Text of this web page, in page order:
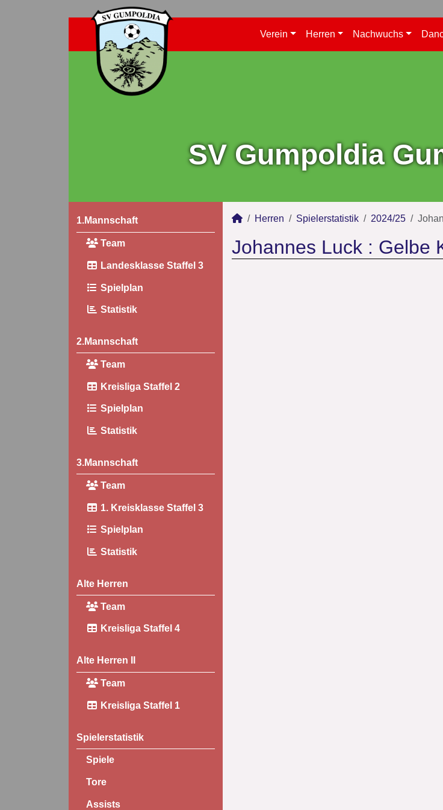
Verein Herren Nachwuchs
SV Gumpoldia
1.Mannschaft
Team
Landesklasse Staffel 3
Spielplan
Statistik
2.Mannschaft
Team
Kreisliga Staffel 2
Spielplan
Statistik
3.Mannschaft
Team
1. Kreisklasse Staffel 3
Spielplan
Statistik
Alte Herren
Team
Kreisliga Staffel 4
Alte Herren II
Team
Kreisliga Staffel 1
Spielerstatistik
Spiele
Tore
Assists
Herren Spielerstatistik 2024/25
Johannes Luck : Gelbe